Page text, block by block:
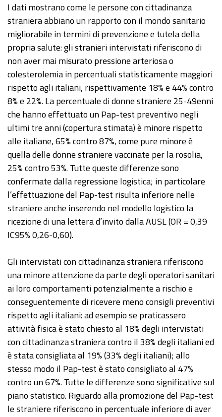
I dati mostrano come le persone con cittadinanza
straniera abbiano un rapporto con il mondo sanitario
migliorabile in termini di prevenzione e tutela della
propria salute: gli stranieri intervistati riferiscono di
non aver mai misurato pressione arteriosa o
colesterolemia in percentuali statisticamente maggiori
rispetto agli italiani, rispettivamente 18% e 44% contro
8% e 22%. La percentuale di donne straniere 25-49enni
che hanno effettuato un Pap-test preventivo negli
ultimi tre anni (copertura stimata) è minore rispetto
alle italiane, 65% contro 87%, come pure minore è
quella delle donne straniere vaccinate per la rosolia,
25% contro 53%. Tutte queste differenze sono
confermate dalla regressione logistica; in particolare
l’effettuazione del Pap-test risulta inferiore nelle
straniere anche inserendo nel modello logistico la
ricezione di una lettera d’invito dalla AUSL (OR = 0,39
IC95% 0,26-0,60).
Gli intervistati con cittadinanza straniera riferiscono
una minore attenzione da parte degli operatori sanitari
ai loro comportamenti potenzialmente a rischio e
conseguentemente di ricevere meno consigli preventivi
rispetto agli italiani: ad esempio se praticassero
attività fisica è stato chiesto al 18% degli intervistati
con cittadinanza straniera contro il 38% degli italiani ed
è stata consigliata al 19% (33% degli italiani); allo
stesso modo il Pap-test è stato consigliato al 47%
contro un 67%. Tutte le differenze sono significative sul
piano statistico. Riguardo alla promozione del Pap-test
le straniere riferiscono in percentuale inferiore di aver